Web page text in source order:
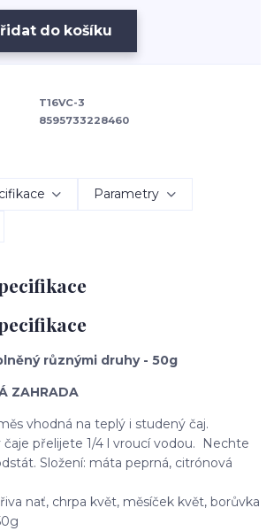
do košíku
T16VC-3
8595733228460
Parametry
různými druhy - 50g
ZAHRADA
vhodná na teplý i studený čaj.
čaje přelijete 1/4 l vroucí vodou. Nechte
Složení: máta peprná, citrónová
nať, chrpa květ, měsíček květ, borůvka